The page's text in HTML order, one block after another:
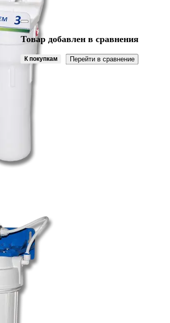
Товар добавлен в сравнения
К покупкам Перейти в сравнение